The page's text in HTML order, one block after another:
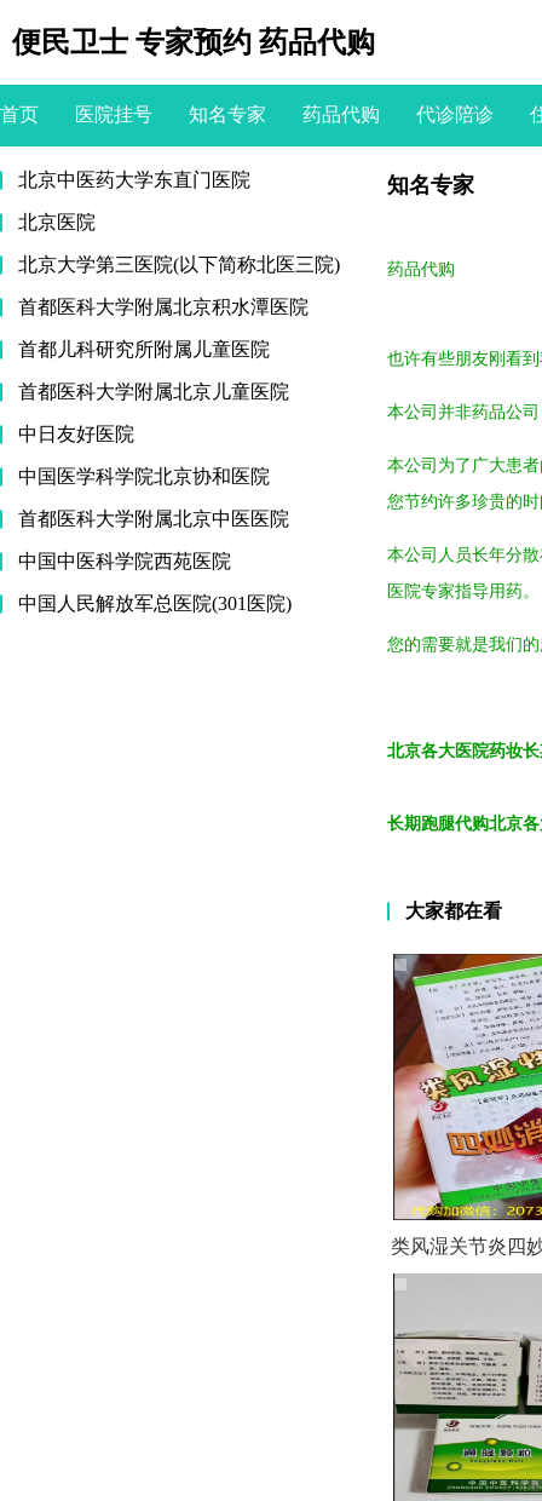
便民卫士 专家预约 药品代购
首页 医院挂号 知名专家 药品代购 代诊陪诊
北京中医药大学东直门医院
北京医院
北京大学第三医院(以下简称北医三院)
首都医科大学附属北京积水潭医院
首都儿科研究所附属儿童医院
首都医科大学附属北京儿童医院
中日友好医院
中国医学科学院北京协和医院
首都医科大学附属北京中医医院
中国中医科学院西苑医院
中国人民解放军总医院(301医院)
知名专家
药品代购
也许有些朋友刚看
本公司并非药品公
本公司为了广大患
您节约许多珍贵的
本公司人员长年分
医院专家指导用药。
您的需要就是我们
北京各大医院药妆
长期跑腿代购北京
大家都在看
类风湿关节炎四